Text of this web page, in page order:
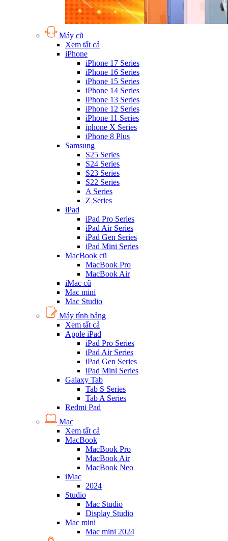
Máy cũ
Xem tất cả
iPhone
iPhone 17 Series
iPhone 16 Series
iPhone 15 Series
iPhone 14 Series
iPhone 13 Series
iPhone 12 Series
iPhone 11 Series
iphone X Series
iPhone 8 Plus
Samsung
S25 Series
S24 Series
S23 Series
S22 Series
A Series
Z Series
iPad
iPad Pro Series
iPad Air Series
iPad Gen Series
iPad Mini Series
MacBook cũ
MacBook Pro
MacBook Air
iMac cũ
Mac mini
Mac Studio
Máy tính bảng
Xem tất cả
Apple iPad
iPad Pro Series
iPad Air Series
iPad Gen Series
iPad Mini Series
Galaxy Tab
Tab S Series
Tab A Series
Redmi Pad
Mac
Xem tất cả
MacBook
MacBook Pro
MacBook Air
MacBook Neo
iMac
2024
Studio
Mac Studio
Display Studio
Mac mini
Mac mini 2024